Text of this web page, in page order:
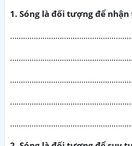
1. Sóng là đối tượng để